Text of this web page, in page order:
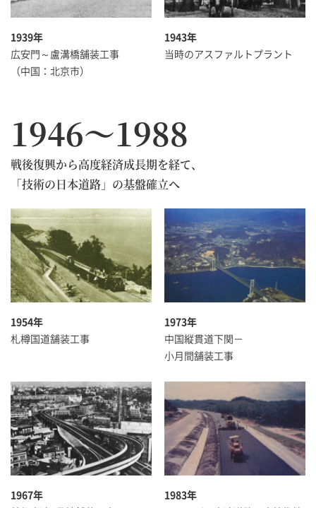
1939年
広安門～盧溝橋舗装工事
（中国：北京市）
1943年
当時のアスファルトプラント
1946～1988
戦後復興から高度経済成長期を経て、
「技術の日本道路」の基盤確立へ
1954年
札樽国道舗装工事
1973年
中国縦貫道下関－
小月間舗装工事
1967年
1983年